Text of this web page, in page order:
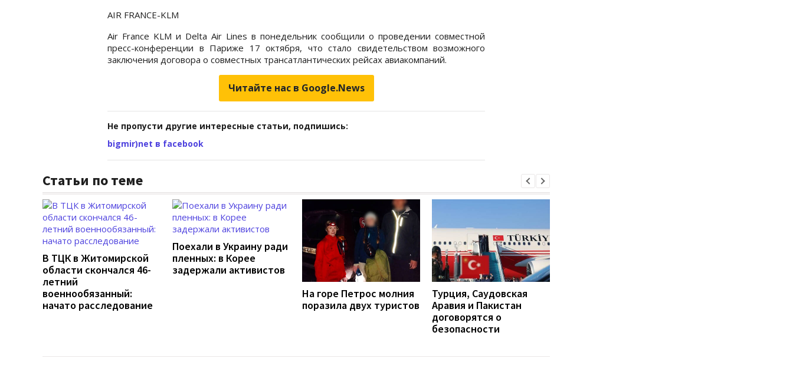
AIR FRANCE-KLM
Air France KLM и Delta Air Lines в понедельник сообщили о проведении совместной
пресс-конференции в Париже 17 октября, что стало свидетельством возможного
заключения договора о совместных трансатлантических рейсах авиакомпаний.
Читайте нас в Google.News
Не пропусти другие интересные статьи, подпишись:
bigmir)net в facebook
Статьи по теме
В ТЦК в Житомирской
области скончался 46-
летний
военнообязанный:
начато расследование
Поехали в Украину ради
пленных: в Корее
задержали активистов
На горе Петрос молния
поразила двух туристов
Турция, Саудовская
Аравия и Пакистан
договорятся о
безопасности